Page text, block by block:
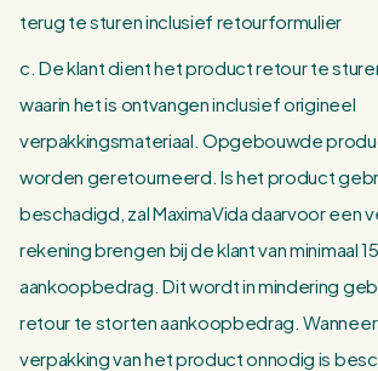
terug te sturen inclusief retourformulier
c. De klant dient het product retour te
waarin het is ontvangen inclusief origineel
verpakkingsmateriaal. Opgebouwde
worden geretourneerd. Is het product
beschadigd, zal MaximaVida daarvoor een
rekening brengen bij de klant van minimaal
aankoopbedrag. Dit wordt in mindering
retour te storten aankoopbedrag.
verpakking van het product onnodig is